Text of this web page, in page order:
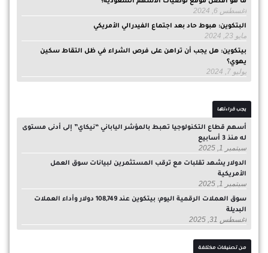
أغسطس 6, 2024
البتكوين: هبوط حاد بعد اجتماع الفيدرالي الأمريكي
مايو 23, 2024
بيتكوين: هل يجب أن تراهن على فرص الشراء في ظل التقاط سكين
يهوي؟
يوليو 7, 2024
يجب قراءتها
أسهم قطاع التكنولوجيا تهبط بالمؤشر الياباني “نيكاي” إلى أدنى مستوى
له منذ 3 أسابيع
سبتمبر 1, 2025
الدولار يشهد تقلبات مع ترقب المستثمرين لبيانات سوق العمل
الأمريكية
سبتمبر 1, 2025
سوق العملات الرقمية اليوم: بيتكوين عند 108,749 دولار وأداء العملات
البديلة
أغسطس 31, 2025
من تصنيفات مختلفة